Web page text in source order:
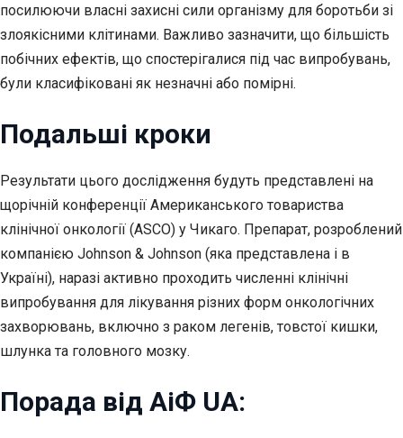
посилюючи власні захисні сили організму для боротьби зі
злоякісними клітинами. Важливо зазначити, що більшість
побічних ефектів, що спостерігалися під час випробувань,
були класифіковані як незначні або помірні.
Подальші кроки
Результати цього дослідження будуть представлені на
щорічній конференції Американського товариства
клінічної онкології (ASCO) у Чикаго. Препарат, розроблений
компанією Johnson & Johnson (яка представлена і в
Україні), наразі активно проходить численні клінічні
випробування для лікування різних форм онкологічних
захворювань, включно з раком легенів, товстої кишки,
шлунка та головного мозку.
Порада від АіФ UA: